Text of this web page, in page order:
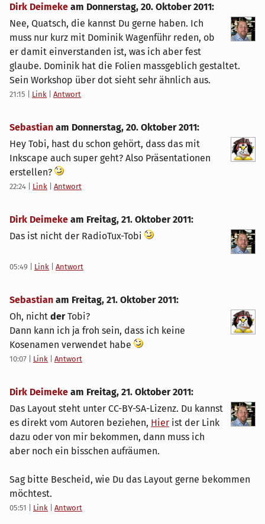
Dirk Deimeke am Donnerstag, 20. Oktober 2011:
Nee, Quatsch, die kannst Du gerne haben. Ich
muss nur kurz mit Dominik Wagenführ reden, ob
er damit einverstanden ist, was ich aber fest
glaube. Dominik hat die Folien massgeblich gestaltet.
Sein Workshop über dot sieht sehr ähnlich aus.
21:15 Link Antwort
Sebastian am Donnerstag, 20. Oktober 2011:
Hey Tobi, hast du schon gehört, dass das mit
Inkscape auch super geht? Also Präsentationen
erstellen?
22:24 Link Antwort
Dirk Deimeke am Freitag, 21. Oktober 2011:
Das ist nicht der RadioTux-Tobi
05:49 Link Antwort
Sebastian am Freitag, 21. Oktober 2011:
Oh, nicht derTobi?
Dann kann ich ja froh sein, dass ich keine
Kosenamen verwendet habe
10:07 Link Antwort
Dirk Deimeke am Freitag, 21. Oktober 2011:
Das Layout steht unter CC-BY-SA-Lizenz. Du kannst
es direkt vom Autoren beziehen, Hier ist der Link
dazu oder von mir bekommen, dann muss ich
aber noch ein bisschen aufräumen.
Sag bitte Bescheid, wie Du das Layout gerne bekommen
möchtest.
05:51 Link Antwort